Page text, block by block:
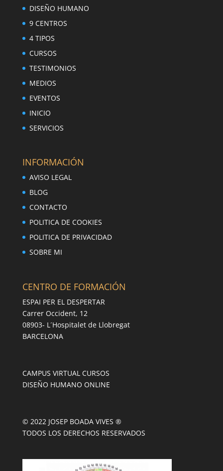
DISEÑO HUMANO
9 CENTROS
4 TIPOS
CURSOS
TESTIMONIOS
MEDIOS
EVENTOS
INICIO
SERVICIOS
INFORMACIÓN
AVISO LEGAL
BLOG
CONTACTO
POLITICA DE COOKIES
POLITICA DE PRIVACIDAD
SOBRE MI
CENTRO DE FORMACIÓN
ESPAI PER EL DESPERTAR
Carrer Occident, 12
08903- L´Hospitalet de Llobregat
BARCELONA
CAMPUS VIRTUAL CURSOS
DISEÑO HUMANO ONLINE
© 2022 JOSEP BOADA VIVES ®
TODOS LOS DERECHOS RESERVADOS